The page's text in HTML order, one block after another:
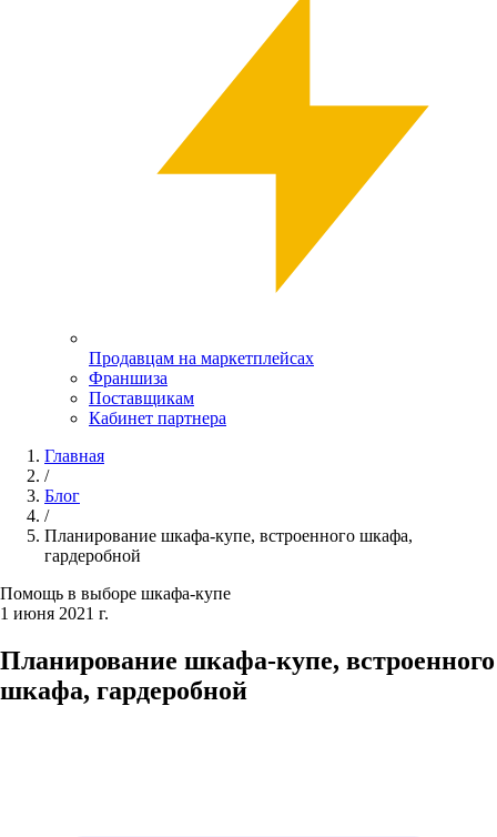
Продавцам на маркетплейсах
Франшиза
Поставщикам
Кабинет партнера
Главная
/
Блог
/
Планирование шкафа-купе, встроенного шкафа,
гардеробной
Помощь в выборе шкафа-купе
1 июня 2021 г.
Планирование шкафа-купе, встроенного
шкафа, гардеробной